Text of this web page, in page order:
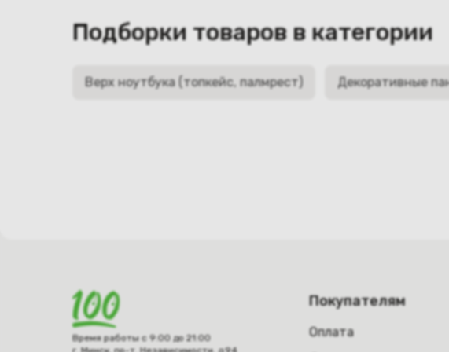
Подборки товаров в категории
Верх ноутбука (топкейс, палмрест) Декоративные
Время работы с 9:00 до 21:00
Покупателям
Оплата